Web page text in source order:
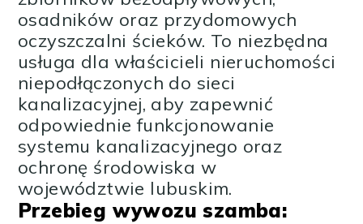
osadników oraz przydomowych
oczyszczalni ścieków. To niezbędna
usługa dla właścicieli nieruchomości
niepodłączonych do sieci
kanalizacyjnej, aby zapewnić
odpowiednie funkcjonowanie
systemu kanalizacyjnego oraz
ochronę środowiska w
województwie lubuskim.
Przebieg wywozu szamba: